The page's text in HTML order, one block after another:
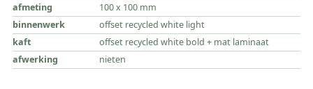
afmeting
100 x 100 mm
binnenwerk
offset recycled white light
kaft
offset recycled white bold + mat laminaat
afwerking
nieten